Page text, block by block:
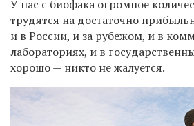
У нас с биофака огромное
трудятся на достаточно
и в России, и за рубежом, и в
лабораториях, и в
хорошо — никто не жалуется.